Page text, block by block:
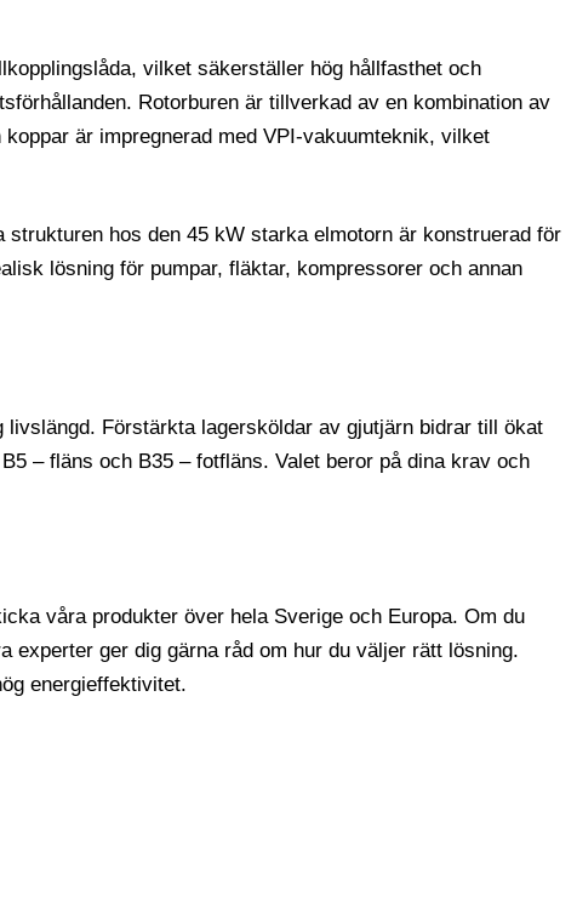
vilket säkerställer hög hållfasthet och
Rotorburen är tillverkad av en kombination av
är impregnerad med VPI-vakuumteknik, vilket
hos den 45 kW starka elmotorn är konstruerad för
lösning för pumpar, fläktar, kompressorer och annan
Förstärkta lagersköldar av gjutjärn bidrar till ökat
– fläns och B35 – fotfläns. Valet beror på dina krav och
våra produkter över hela Sverige och Europa. Om du
ger dig gärna råd om hur du väljer rätt lösning.
energieffektivitet.